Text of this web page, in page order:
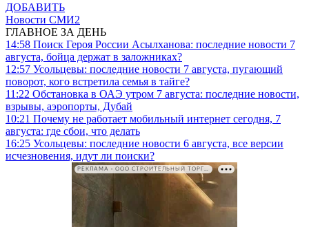
ДОБАВИТЬ
Новости СМИ2
ГЛАВНОЕ ЗА ДЕНЬ
14:58 Поиск Героя России Асылханова: последние новости 7
августа, бойца держат в заложниках?
12:57 Усольцевы: последние новости 7 августа, пугающий
поворот, кого встретила семья в тайге?
11:22 Обстановка в ОАЭ утром 7 августа: последние новости,
взрывы, аэропорты, Дубай
10:21 Почему не работает мобильный интернет сегодня, 7
августа: где сбои, что делать
16:25 Усольцевы: последние новости 6 августа, все версии
исчезновения, идут ли поиски?
РЕКЛАМА • ООО СТРОИТЕЛЬНЫЙ ТОРГОВЫЙ ДОМ «ПЕТРОВИЧ». ИНН: 7802348846